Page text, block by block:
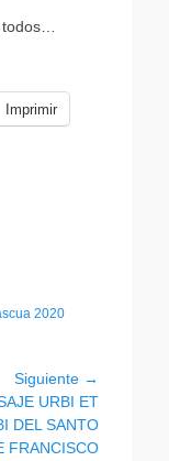
Imprimir
2020
Siguiente →
URBI ET
DEL SANTO
FRANCISCO